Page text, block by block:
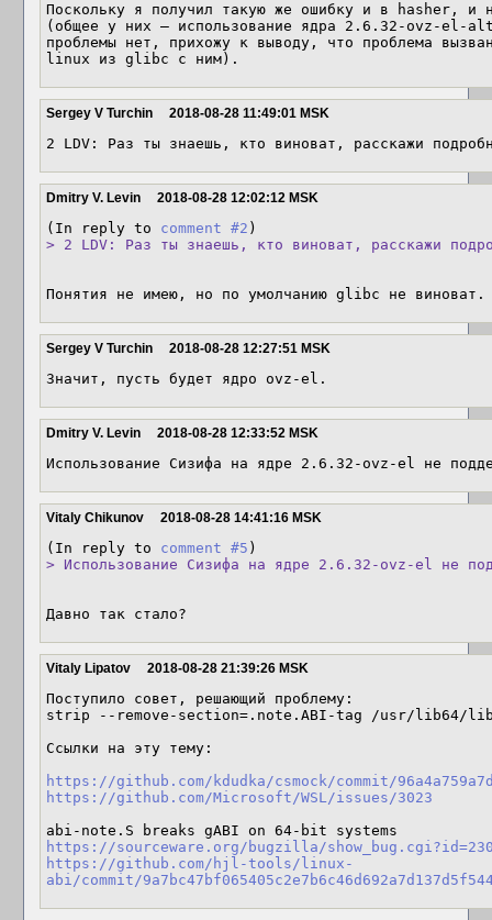
Поскольку я получил такую же ошибку и в hasher, и
(общее у них — использование ядра 2.6.32-ovz-el-
проблемы нет, прихожу к выводу, что проблема
linux из glibc с ним).
Sergey V Turchin 2018-08-28 11:49:01 MSK
2 LDV: Раз ты знаешь, кто виноват, расскажи
Dmitry V. Levin 2018-08-28 12:02:12 MSK
(In reply to comment #2
> 2 LDV: Раз ты знаешь, кто виноват, расскажи
Понятия не имею, но по умолчанию glibc не виноват.
Sergey V Turchin 2018-08-28 12:27:51 MSK
Значит, пусть будет ядро ovz-el.
Dmitry V. Levin 2018-08-28 12:33:52 MSK
Использование Сизифа на ядре 2.6.32-ovz-el не
Vitaly Chikunov 2018-08-28 14:41:16 MSK
(In reply to comment #5
> Использование Сизифа на ядре 2.6.32-ovz-el не
Давно так стало?
Vitaly Lipatov 2018-08-28 21:39:26 MSK
Поступило совет, решающий проблему:
strip --remove-section=.note.ABI-tag /usr/lib64/
Ссылки на эту тему:
https://github.com/kdudka/csmock/commit/
https://github.com/Microsoft/WSL/issues/3023
https://sourceware.org/bugzilla/
https://github.com/hjl-tools/linux-
abi/commit/